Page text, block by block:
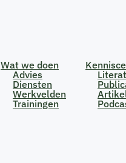
Wat we doen
Advies
Diensten
Werkvelden
Trainingen